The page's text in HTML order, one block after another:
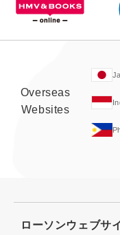
Overseas
Websites
ローソンウェブサ